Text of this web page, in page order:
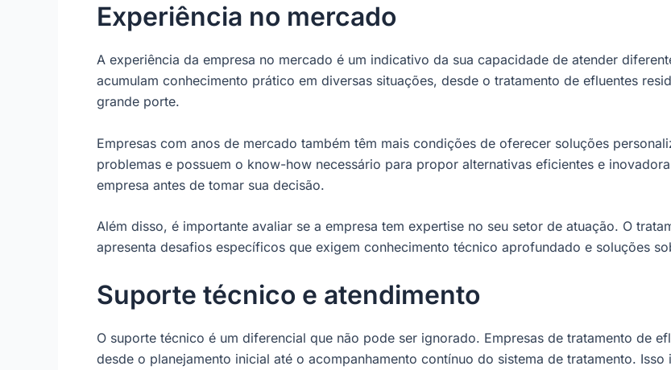
Experiência no mercado
A experiência da empresa no mercado é um indicativo da sua capacidade de atender
acumulam conhecimento prático em diversas situações, desde o tratamento de efluentes
grande porte.
Empresas com anos de mercado também têm mais condições de oferecer soluções
problemas e possuem o know-how necessário para propor alternativas eficientes e
empresa antes de tomar sua decisão.
Além disso, é importante avaliar se a empresa tem expertise no seu setor de atuação. O
apresenta desafios específicos que exigem conhecimento técnico aprofundado e soluções
Suporte técnico e atendimento
O suporte técnico é um diferencial que não pode ser ignorado. Empresas de tratamento de
desde o planejamento inicial até o acompanhamento contínuo do sistema de tratamento.